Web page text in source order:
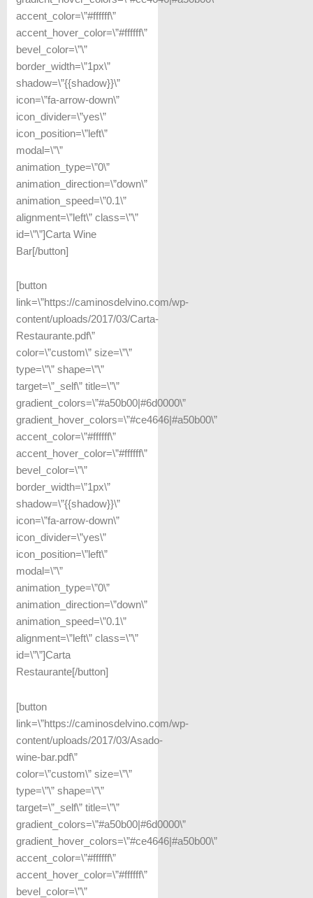
accent_color=\”#ffffff\”
accent_hover_color=\”#ffffff\”
bevel_color=\”\”
border_width=\”1px\”
shadow=\”{{shadow}}\”
icon=\”fa-arrow-down\”
icon_divider=\”yes\”
icon_position=\”left\”
modal=\”\”
animation_type=\”0\”
animation_direction=\”down\”
animation_speed=\”0.1\”
alignment=\”left\” class=\”\”
id=\”\”]Carta Wine
Bar[/button]
[button
link=\”https://caminosdelvino.com/wp-
content/uploads/2017/03/Carta-
Restaurante.pdf\”
color=\”custom\” size=\”\”
type=\”\” shape=\”\”
target=\”_self\” title=\”\”
gradient_colors=\”#a50b00|#6d0000\”
gradient_hover_colors=\”#ce4646|#a50b00\”
accent_color=\”#ffffff\”
accent_hover_color=\”#ffffff\”
bevel_color=\”\”
border_width=\”1px\”
shadow=\”{{shadow}}\”
icon=\”fa-arrow-down\”
icon_divider=\”yes\”
icon_position=\”left\”
modal=\”\”
animation_type=\”0\”
animation_direction=\”down\”
animation_speed=\”0.1\”
alignment=\”left\” class=\”\”
id=\”\”]Carta
Restaurante[/button]
[button
link=\”https://caminosdelvino.com/wp-
content/uploads/2017/03/Asado-
wine-bar.pdf\”
color=\”custom\” size=\”\”
type=\”\” shape=\”\”
target=\”_self\” title=\”\”
gradient_colors=\”#a50b00|#6d0000\”
gradient_hover_colors=\”#ce4646|#a50b00\”
accent_color=\”#ffffff\”
accent_hover_color=\”#ffffff\”
bevel_color=\”\”